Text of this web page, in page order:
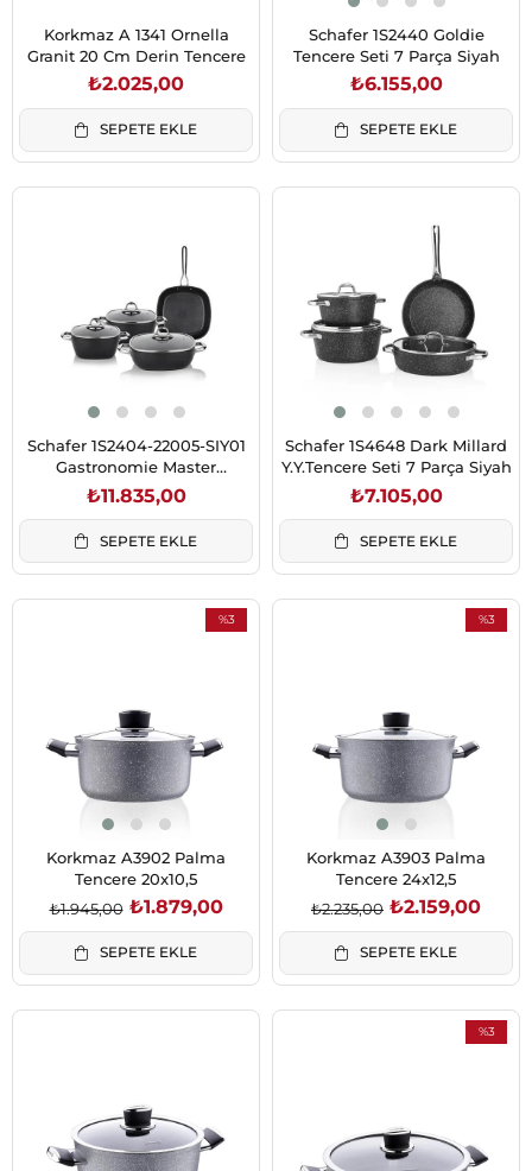
Korkmaz A 1341 Ornella
Granit 20 Cm Derin Tencere
₺2.025,00
SEPETE EKLE
Schafer 1S2440 Goldie
Tencere Seti 7 Parça Siyah
₺6.155,00
SEPETE EKLE
Schafer 1S2404-22005-SIY01
Gastronomie Master
Y.Y.Tencere Seti -İnd-7 Parça-
Siyah
₺11.835,00
SEPETE EKLE
Schafer 1S4648 Dark Millard
Y.Y.Tencere Seti 7 Parça Siyah
₺7.105,00
SEPETE EKLE
%3
Korkmaz A3902 Palma
Tencere 20x10,5
₺1.879,00
₺1.945,00
SEPETE EKLE
%3
Korkmaz A3903 Palma
Tencere 24x12,5
₺2.159,00
₺2.235,00
SEPETE EKLE
%3